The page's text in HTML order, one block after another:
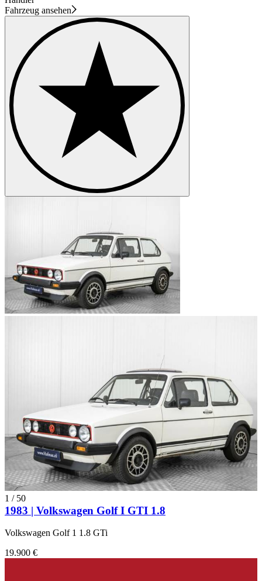
Fahrzeug ansehen
1 / 50
1983 | Volkswagen Golf I GTI 1.8
Volkswagen Golf 1 1.8 GTi
19.900 €